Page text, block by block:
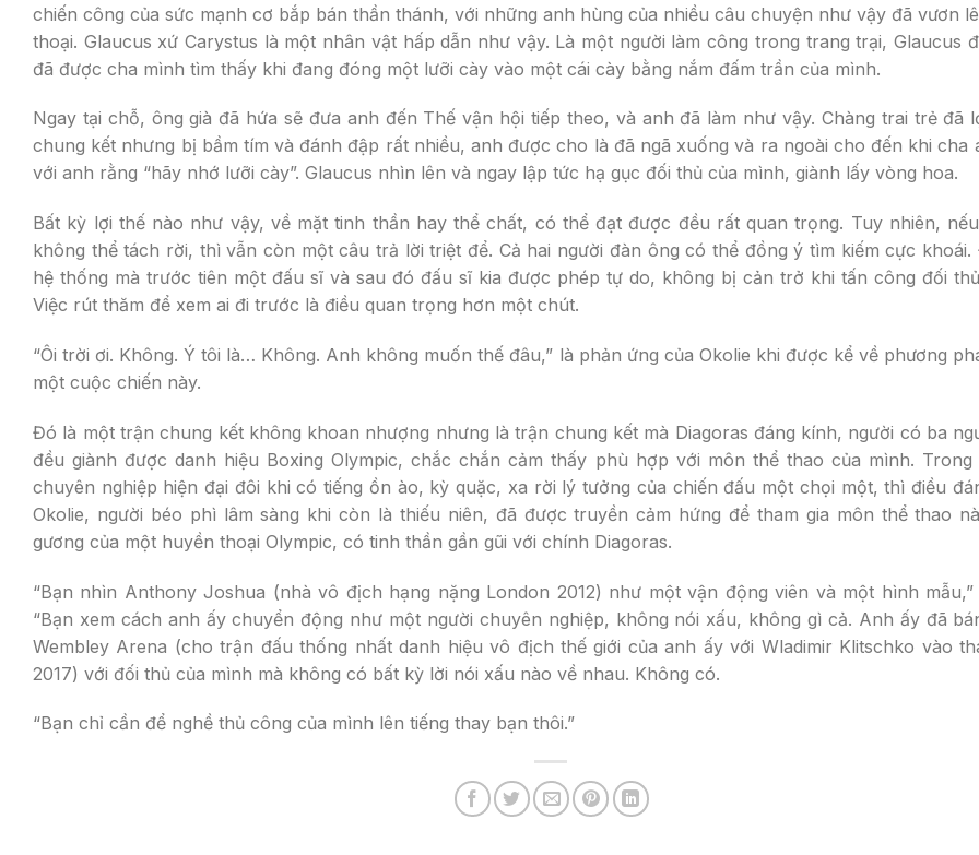
chiến công của sức mạnh cơ bắp bán thần thánh, với những anh hùng của nhiều câu chuyện như vậy đã vươn
thoại. Glaucus xứ Carystus là một nhân vật hấp dẫn như vậy. Là một người làm công trong trang trại, Glaucus
đã được cha mình tìm thấy khi đang đóng một lưỡi cày vào một cái cày bằng nắm đấm trần của mình.
Ngay tại chỗ, ông già đã hứa sẽ đưa anh đến Thế vận hội tiếp theo, và anh đã làm như vậy. Chàng trai trẻ đã
chung kết nhưng bị bầm tím và đánh đập rất nhiều, anh được cho là đã ngã xuống và ra ngoài cho đến khi cha
với anh rằng “hãy nhớ lưỡi cày”. Glaucus nhìn lên và ngay lập tức hạ gục đối thủ của mình, giành lấy vòng hoa.
Bất kỳ lợi thế nào như vậy, về mặt tinh thần hay thể chất, có thể đạt được đều rất quan trọng. Tuy nhiên,
không thể tách rời, thì vẫn còn một câu trả lời triệt để. Cả hai người đàn ông có thể đồng ý tìm kiếm cực
hệ thống mà trước tiên một đấu sĩ và sau đó đấu sĩ kia được phép tự do, không bị cản trở khi tấn công đối
Việc rút thăm để xem ai đi trước là điều quan trọng hơn một chút.
“Ôi trời ơi. Không. Ý tôi là… Không. Anh không muốn thế đâu,” là phản ứng của Okolie khi được kể về phương
một cuộc chiến này.
Đó là một trận chung kết không khoan nhượng nhưng là trận chung kết mà Diagoras đáng kính, người có ba
đều giành được danh hiệu Boxing Olympic, chắc chắn cảm thấy phù hợp với môn thể thao của mình. Trong
chuyên nghiệp hiện đại đôi khi có tiếng ồn ào, kỳ quặc, xa rời lý tưởng của chiến đấu một chọi một, thì điều
Okolie, người béo phì lâm sàng khi còn là thiếu niên, đã được truyền cảm hứng để tham gia môn thể thao
gương của một huyền thoại Olympic, có tinh thần gần gũi với chính Diagoras.
“Bạn nhìn Anthony Joshua (nhà vô địch hạng nặng London 2012) như một vận động viên và một hình mẫu,”
“Bạn xem cách anh ấy chuyển động như một người chuyên nghiệp, không nói xấu, không gì cả. Anh ấy đã
Wembley Arena (cho trận đấu thống nhất danh hiệu vô địch thế giới của anh ấy với Wladimir Klitschko vào
2017) với đối thủ của mình mà không có bất kỳ lời nói xấu nào về nhau. Không có.
“Bạn chỉ cần để nghề thủ công của mình lên tiếng thay bạn thôi.”